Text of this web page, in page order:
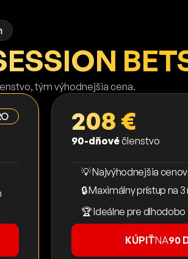
tým výhodnejšia cena.
208 €
90-dňovéčlenstvo
💡 Najvýhodnejšia
🔒 Maximálny prístup na
🏆 Ideálne pre
KÚPIŤNA90